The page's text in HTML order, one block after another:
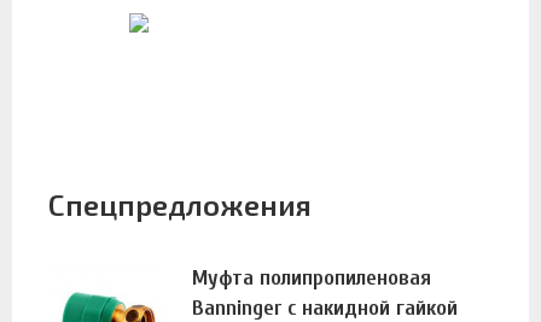
Спецпредложения
Муфта полипропиленовая
Banninger с накидной гайкой